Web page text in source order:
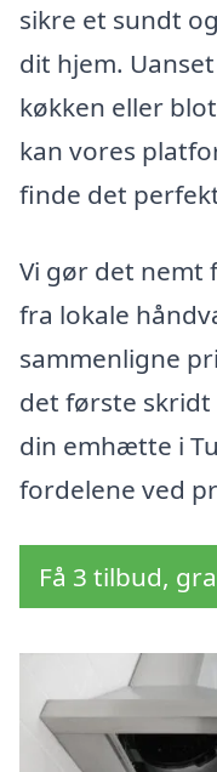
sikre et sundt
dit hjem.
køkken eller
kan vores
finde det
Vi gør det nemt
fra lokale
sammenligne
det første
din emhætte i
fordelene ved
Få 3 tilbud,